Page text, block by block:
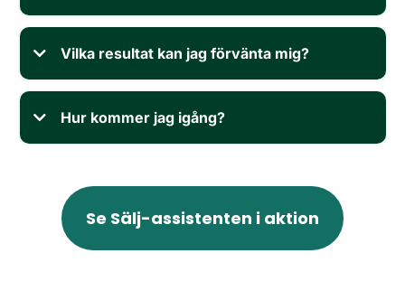
Vilka resultat kan jag förvänta mig?
Hur kommer jag igång?
Se Sälj-assistenten i aktion